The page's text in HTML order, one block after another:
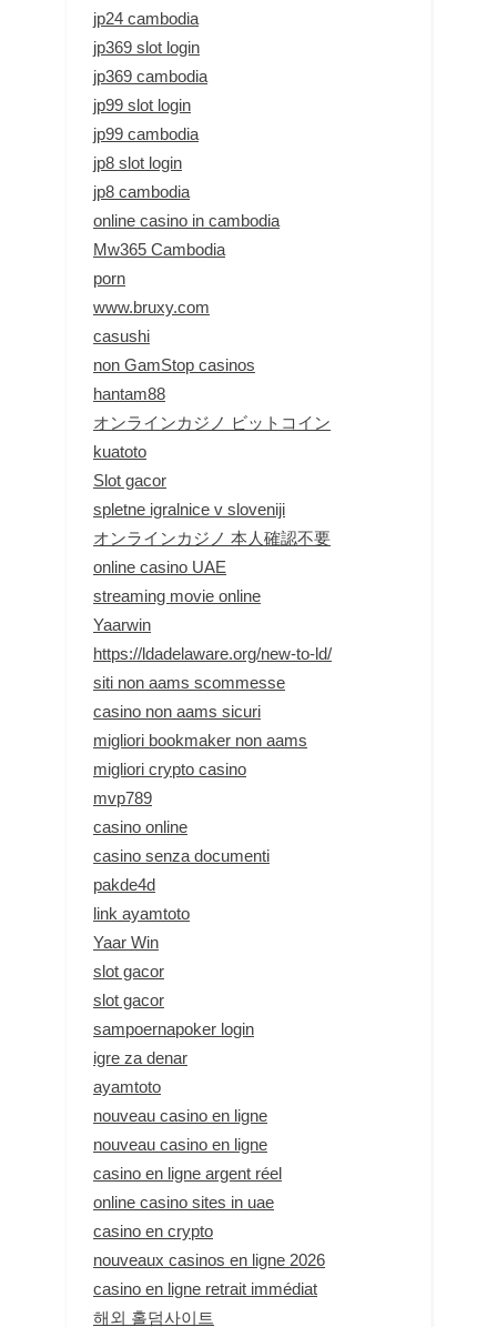
jp24 cambodia
jp369 slot login
jp369 cambodia
jp99 slot login
jp99 cambodia
jp8 slot login
jp8 cambodia
online casino in cambodia
Mw365 Cambodia
porn
www.bruxy.com
casushi
non GamStop casinos
hantam88
オンラインカジノ ビットコイン
kuatoto
Slot gacor
spletne igralnice v sloveniji
オンラインカジノ 本人確認不要
online casino UAE
streaming movie online
Yaarwin
https://ldadelaware.org/new-to-ld/
siti non aams scommesse
casino non aams sicuri
migliori bookmaker non aams
migliori crypto casino
mvp789
casino online
casino senza documenti
pakde4d
link ayamtoto
Yaar Win
slot gacor
slot gacor
sampoernapoker login
igre za denar
ayamtoto
nouveau casino en ligne
nouveau casino en ligne
casino en ligne argent réel
online casino sites in uae
casino en crypto
nouveaux casinos en ligne 2026
casino en ligne retrait immédiat
해외 홀덤사이트